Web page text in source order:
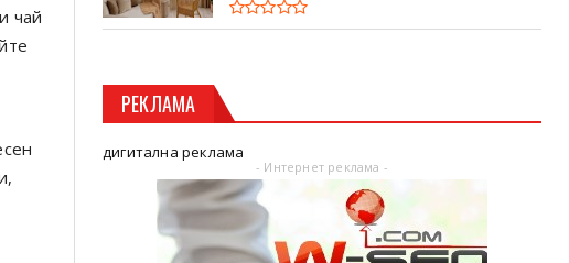
чай
РЕКЛАМА
дигитална реклама
- Интернет реклама -